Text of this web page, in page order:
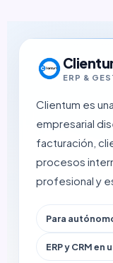
ERP &
Clientum es
empresarial
facturación,
procesos
profesional y
Para
ERP y CRM en